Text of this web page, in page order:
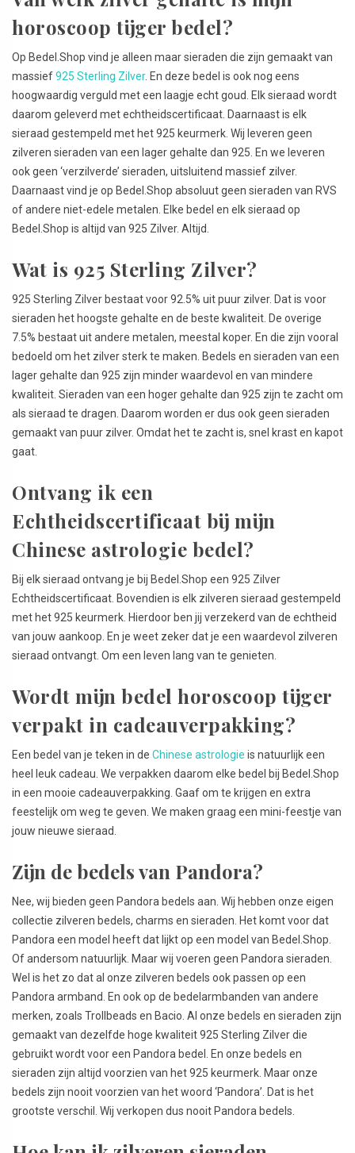
horoscoop tijger bedel?
Op Bedel.Shop vind je alleen maar sieraden die zijn gemaakt van
massief925 Sterling Zilver. En deze bedel is ook nog eens
hoogwaardig verguld met een laagje echt goud. Elk sieraad wordt
daarom geleverd met echtheidscertificaat. Daarnaast is elk
sieraad gestempeld met het 925 keurmerk. Wij leveren geen
zilveren sieraden van een lager gehalte dan 925. En we leveren
ook geen ‘verzilverde’ sieraden, uitsluitend massief zilver.
Daarnaast vind je op Bedel.Shop absoluut geen sieraden van RVS
of andere niet-edele metalen. Elke bedel en elk sieraad op
Bedel.Shop is altijd van 925 Zilver. Altijd.
Wat is 925 Sterling Zilver?
925 Sterling Zilver bestaat voor 92.5% uit puur zilver. Dat is voor
sieraden het hoogste gehalte en de beste kwaliteit. De overige
7.5% bestaat uit andere metalen, meestal koper. En die zijn vooral
bedoeld om het zilver sterk te maken. Bedels en sieraden van een
lager gehalte dan 925 zijn minder waardevol en van mindere
kwaliteit. Sieraden van een hoger gehalte dan 925 zijn te zacht om
als sieraad te dragen. Daarom worden er dus ook geen sieraden
gemaakt van puur zilver. Omdat het te zacht is, snel krast en kapot
gaat.
Ontvang ik een
Echtheidscertificaat bij mijn
Chinese astrologie bedel?
Bij elk sieraad ontvang je bij Bedel.Shop een 925 Zilver
Echtheidscertificaat. Bovendien is elk zilveren sieraad gestempeld
met het 925 keurmerk. Hierdoor ben jij verzekerd van de echtheid
van jouw aankoop. En je weet zeker dat je een waardevol zilveren
sieraad ontvangt. Om een leven lang van te genieten.
Wordt mijn bedel horoscoop tijger
verpakt in cadeauverpakking?
Een bedel van je teken in de Chinese astrologie is natuurlijk een
heel leuk cadeau. We verpakken daarom elke bedel bij Bedel.Shop
in een mooie cadeauverpakking. Gaaf om te krijgen en extra
feestelijk om weg te geven. We maken graag een mini-feestje van
jouw nieuwe sieraad.
Zijn de bedels van Pandora?
Nee, wij bieden geen Pandora bedels aan. Wij hebben onze eigen
collectie zilveren bedels, charms en sieraden. Het komt voor dat
Pandora een model heeft dat lijkt op een model van Bedel.Shop.
Of andersom natuurlijk. Maar wij voeren geen Pandora sieraden.
Wel is het zo dat al onze zilveren bedels ook passen op een
Pandora armband. En ook op de bedelarmbanden van andere
merken, zoals Trollbeads en Bacio. Al onze bedels en sieraden zijn
gemaakt van dezelfde hoge kwaliteit 925 Sterling Zilver die
gebruikt wordt voor een Pandora bedel. En onze bedels en
sieraden zijn altijd voorzien van het 925 keurmerk. Maar onze
bedels zijn nooit voorzien van het woord ‘Pandora’. Dat is het
grootste verschil. Wij verkopen dus nooit Pandora bedels.